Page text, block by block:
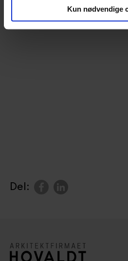
Kun nødvendige
Del: